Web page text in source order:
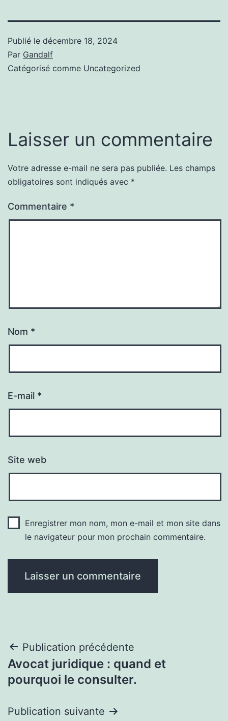
Publié le décembre 18, 2024
Par Gandalf
Catégorisé comme Uncategorized
Laisser un commentaire
Votre adresse e-mail ne sera pas publiée. Les champs
obligatoires sont indiqués avec *
Commentaire *
Nom *
E-mail *
Site web
Enregistrer mon nom, mon e-mail et mon site dans
le navigateur pour mon prochain commentaire.
Navigation
de
Publication précédente
Avocat juridique : quand et
pourquoi le consulter.
Publication suivante